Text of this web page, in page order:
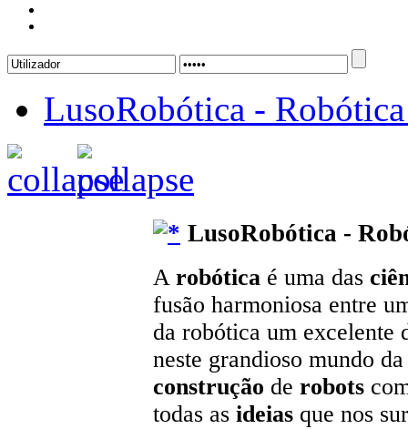
LusoRobótica -
LusoRobótica -
A robótica é uma das
fusão harmoniosa entre
da robótica um excelente
neste grandioso mundo
construção de robots
todas as ideias que nos